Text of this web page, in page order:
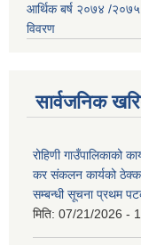
आर्थिक बर्ष २०७४ /२०७५
विवरण
सार्वजनिक
रोहिणी गाउँपालिकाको
कर संकलन कार्यको
सम्बन्धी सूचना प्रथम
मिति: 07/21/2026 -